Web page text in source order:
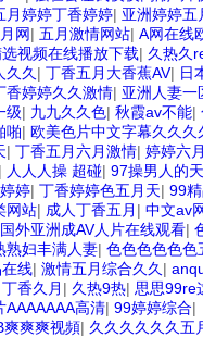
月婷婷丁香婷婷| 亚洲婷婷五
网| 五月激情网站| A网在线
视频在线播放下载| 久热久
久久 | 丁香五月大香蕉AV| 日
香婷婷久久激情| 亚洲人妻一
级| 九九久久色| 秋霞av不能|
啪| 欧美色片中文字幕久久久
| 丁香五月六月激情| 婷婷六
| 人人人操 超碰| 97操男人的
婷| 丁香婷婷色五月天| 99
网站| 成人丁香五月 | 中文av
国外亚洲成AV人片在线观看|
熟妇丰满人妻| 色色色色色色
线| 激情五月综合久久 |
丁香久月 | 久热9热| 思思99re
AAAAAAA高清| 99婷婷综合|
爽爽爽视頻| 久久久久久久五